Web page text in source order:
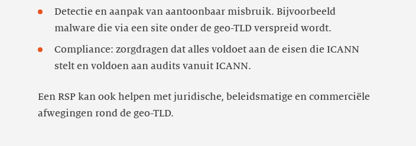
Detectie en aanpak van aantoonbaar misbruik. Bijvoorbeeld
Compliance: zorgdragen dat alles voldoet aan de eisen die ICANN
stelt en voldoen aan audits vanuit ICANN.
Een RSP kan ook helpen met juridische, beleidsmatige en commerciële
afwegingen rond de geo-TLD.